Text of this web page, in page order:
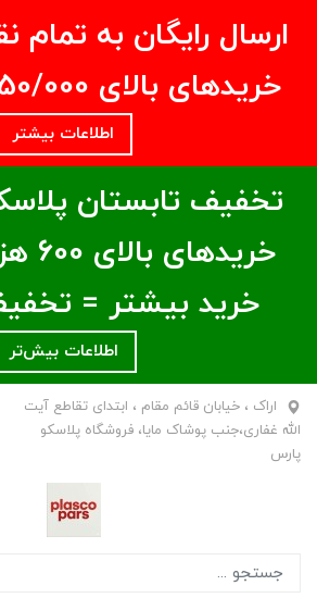
ارسال رایگان به تمام
خریدهای بالای ۵/950/000 تومان
اطلاعات بیشتر
تخفیف تابستان
خرید بیشتر =
اطلاعات بیش‌تر
اراک ، خیابان قائم مقام ، ابتدای تقاطع آیت
الله غفاری،جنب پوشاک مایا، فروشگاه پلاسکو
پارس